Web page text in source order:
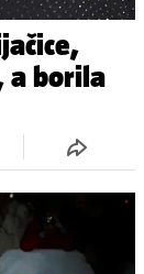
a borila